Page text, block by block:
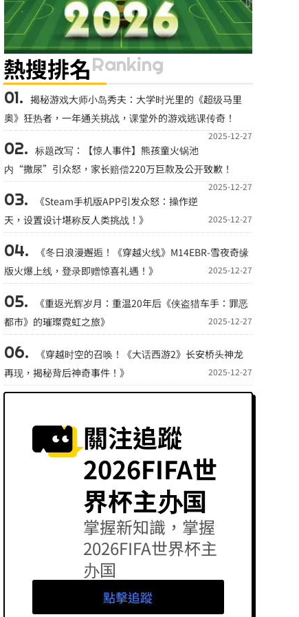
熱搜排名Ranking
揭秘游戏大师小岛秀夫：大学时光里的《超级马里
奥》狂热者，一年通关挑战，课堂外的游戏逃课传奇！
2025-12-27
标题改写：【惊人事件】熊孩童火锅池
内“撒尿”引众怒，家长赔偿220万巨款及公开致歉！
2025-12-27
《Steam手机版APP引发众怒：操作逆
天，设置设计堪称反人类挑战！》
2025-12-27
《冬日浪漫邂逅！《穿越火线》M14EBR-雪夜奇缘
版火爆上线，登录即赠惊喜礼遇！》
2025-12-27
《重返光辉岁月：重温20年后《侠盗猎车手：罪恶
都市》的璀璨霓虹之旅》
2025-12-27
《穿越时空的召唤！《大话西游2》长安桥头神龙
再现，揭秘背后神奇事件！》
2025-12-27
關注追蹤
2026FIFA世
界杯主办国
掌握新知識，掌握
2026FIFA世界杯主
办国
點擊追蹤